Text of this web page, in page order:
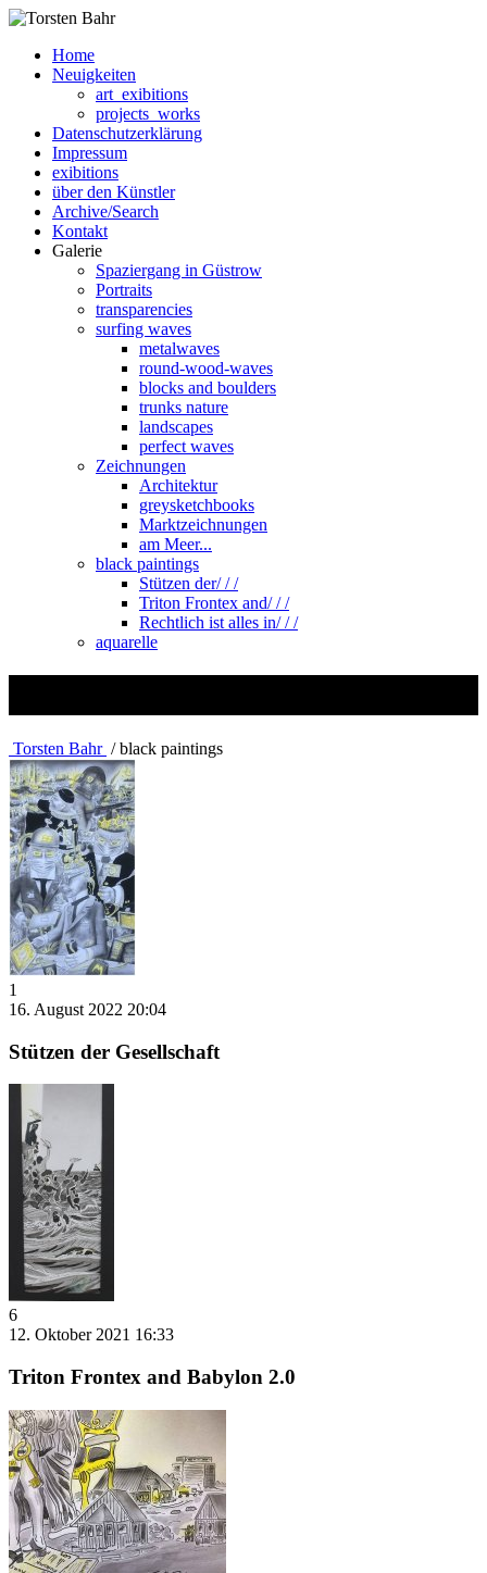
Home
Neuigkeiten
art_exibitions
projects_works
Datenschutzerklärung
Impressum
exibitions
über den Künstler
Archive/Search
Kontakt
Galerie
Spaziergang in Güstrow
Portraits
transparencies
surfing waves
metalwaves
round-wood-waves
blocks and boulders
trunks nature
landscapes
perfect waves
Zeichnungen
Architektur
greysketchbooks
Marktzeichnungen
am Meer...
black paintings
Stützen der/ / /
Triton Frontex and/ / /
Rechtlich ist alles in/ / /
aquarelle
Torsten Bahr / black paintings
1
16. August 2022 20:04
Stützen der Gesellschaft
6
12. Oktober 2021 16:33
Triton Frontex and Babylon 2.0